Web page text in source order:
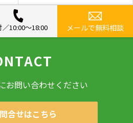
／10:00〜18:00 メールで無料相談
お問い合わせください
合せはこちら